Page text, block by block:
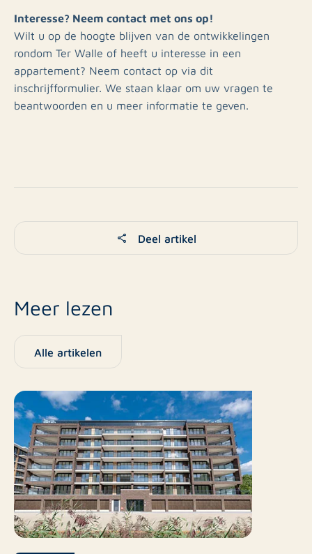
Interesse? Neem contact met ons op!
Wilt u op de hoogte blijven van de ontwikkelingen
rondom Ter Walle of heeft u interesse in een
appartement? Neem contact op via dit
inschrijfformulier. We staan klaar om uw vragen te
beantwoorden en u meer informatie te geven.
Deel artikel
Meer lezen
Alle artikelen